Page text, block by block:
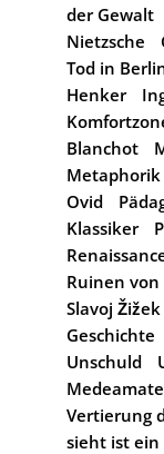
der Gewalt
Nietzsche
Tod in
Henker
Blanchot
Metaphorik
Ovid
Klassiker
Ruinen von
Slavoj Žižek
Geschichte
Unschuld
Vertierung
sieht ist ein